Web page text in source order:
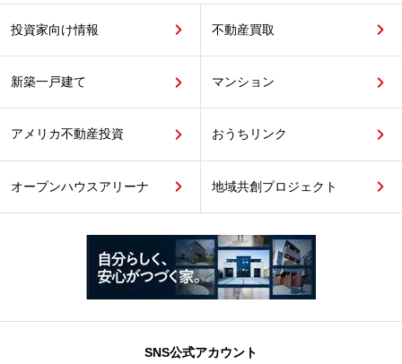
投資家向け情報 不動産買取
新築一戸建て マンション
アメリカ不動産投資 おうちリンク
オープンハウスアリーナ 地域共創プロジェクト
SNS公式アカウント